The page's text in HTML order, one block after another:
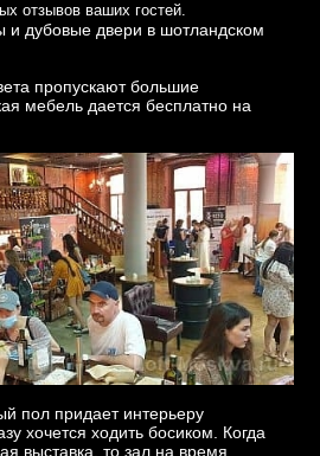
отзывов ваших гостей.
и дубовые двери в шотландском
пропускают большие
мебель дается бесплатно на
пол придает интерьеру
хочется ходить босиком. Когда
выставка, то зал на время